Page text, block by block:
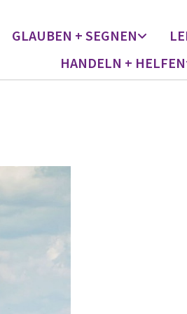
GLAUBEN + SEGNEN
HANDELN + HELFEN